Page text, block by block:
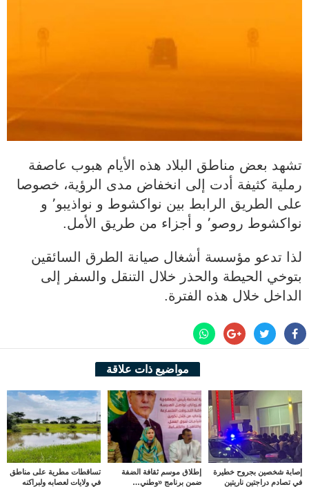
تشهد بعض مناطق البلاد هذه الأيام هبوب عاصفة
رملية كثيفة أدت إلى انخفاض مدى الرؤية، خصوصا
على الطريق الرابط بين نواكشوط و نواذيبو٬ و
نواكشوط روصو٬ و أجزاء من طريق الأمل.
لذا تدعو مؤسسة أشغال صيانة الطرق السائقين
بتوخي الحيطة والحذر خلال التنقل والسفر إلى
الداخل خلال هذه الفترة.
مواضيع ذات علاقة
إصابة شخصين بجروح خطيرة
في تصادم دراجتين ناريتين
إطلاق موسم ثقافة الضفة
ضمن برنامج «وطني…
تساقطات مطرية على مناطق
في ولايات لعصابه ولبراكنه